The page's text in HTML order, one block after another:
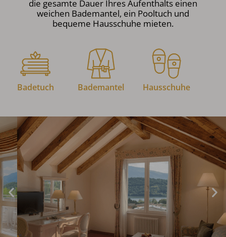
die gesamte Dauer Ihres Aufenthalts einen
weichen Bademantel, ein Pooltuch und
bequeme Hausschuhe mieten.
Badetuch Bademantel Hausschuhe